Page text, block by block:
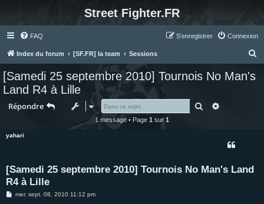
Street Fighter.FR
FAQ Connexion
S’enregistrer
Index du forum [SF.FR] la team Sessions
[Samedi 25 septembre 2010] Tournois No Man's
Land R4 à Lille
Répondre Rechercher
1 message • Page 1 sur 1
yahari
[Samedi 25 septembre 2010] Tournois No Man's Land
R4 à Lille
Mmer. sept. 08, 2010 11:12 pm